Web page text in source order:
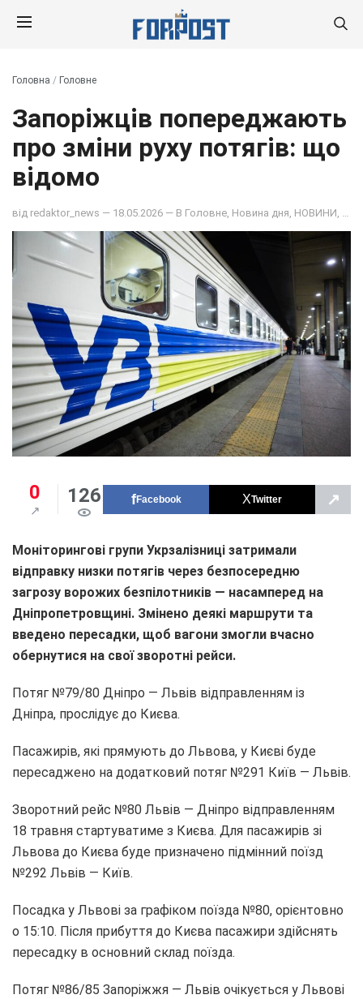
Головна / Головне
Запоріжців попереджають
про зміни руху потягів: що
відомо
від redaktor_news — 18.05.2026 — В Головне Новина дня НОВИНИ
0 126 Facebook Twitter ↗
Моніторингові групи Укрзалізниці затримали
відправку низки потягів через безпосередню
загрозу ворожих безпілотників — насамперед на
Дніпропетровщині. Змінено деякі маршрути та
введено пересадки, щоб вагони змогли вчасно
обернутися на свої зворотні рейси.
Потяг №79/80 Дніпро — Львів відправленням із
Дніпра, прослідує до Києва.
Пасажирів, які прямують до Львова, у Києві буде
пересаджено на додатковий потяг №291 Київ — Львів.
Зворотний рейс №80 Львів — Дніпро відправленням
18 травня стартуватиме з Києва. Для пасажирів зі
Львова до Києва буде призначено підмінний поїзд
№292 Львів — Київ.
Посадка у Львові за графіком поїзда №80, орієнтовно
о 15:10. Після прибуття до Києва пасажири здійснять
пересадку в основний склад поїзда.
Потяг №86/85 Запоріжжя — Львів очікується у Львові